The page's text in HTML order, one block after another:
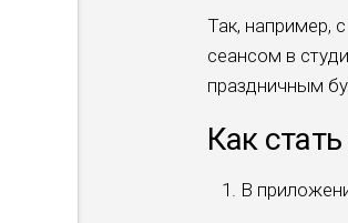
Так, например,
сеансом в
праздничным
Как
В